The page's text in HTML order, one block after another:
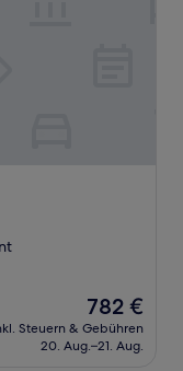
Der
Preis
beträgt
782 €
Steuern & Gebühren
20. Aug.–21. Aug.